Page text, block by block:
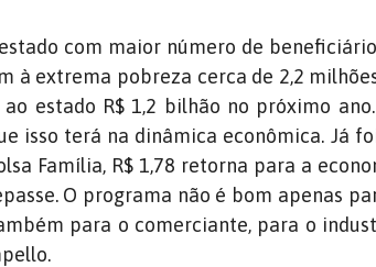
com maior número de
à extrema pobreza cerca de 2,2
estado R$ 1,2 bilhão no próximo
isso terá na dinâmica econômica. Já
Família, R$ 1,78 retorna para a
O programa não é bom apenas
para o comerciante, para o